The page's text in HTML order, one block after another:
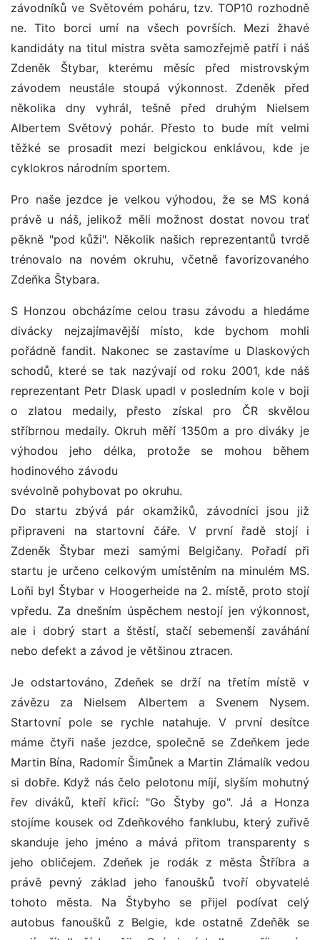
závodníků ve Světovém poháru, tzv. TOP10 rozhodně
ne. Tito borci umí na všech površích. Mezi žhavé
kandidáty na titul mistra světa samozřejmě patří i náš
Zdeněk Štybar, kterému měsíc před mistrovským
závodem neustále stoupá výkonnost. Zdeněk před
několika dny vyhrál, tešně před druhým Nielsem
Albertem Světový pohár. Přesto to bude mít velmi
těžké se prosadit mezi belgickou enklávou, kde je
cyklokros národním sportem.
Pro naše jezdce je velkou výhodou, že se MS koná
právě u náš, jelikož měli možnost dostat novou trať
pěkně "pod kůži". Několik našich reprezentantů tvrdě
trénovalo na novém okruhu, včetně favorizovaného
Zdeňka Štybara.
S Honzou obcházíme celou trasu závodu a hledáme
divácky nejzajímavější místo, kde bychom mohli
pořádně fandit. Nakonec se zastavíme u Dlaskových
schodů, které se tak nazývají od roku 2001, kde náš
reprezentant Petr Dlask upadl v posledním kole v boji
o zlatou medaily, přesto získal pro ČR skvělou
stříbrnou medaily. Okruh měří 1350m a pro diváky je
výhodou jeho délka, protože se mohou během
hodinového závodu
svévolně pohybovat po okruhu.
Do startu zbývá pár okamžiků, závodníci jsou již
připraveni na startovní čáře. V první řadě stojí i
Zdeněk Štybar mezi samými Belgičany. Pořadí při
startu je určeno celkovým umístěním na minulém MS.
Loňi byl Štybar v Hoogerheide na 2. místě, proto stojí
vpředu. Za dnešním úspěchem nestojí jen výkonnost,
ale i dobrý start a štěstí, stačí sebemenší zaváhání
nebo defekt a závod je většinou ztracen.
Je odstartováno, Zdeňek se drží na třetím místě v
závězu za Nielsem Albertem a Svenem Nysem.
Startovní pole se rychle natahuje. V první desítce
máme čtyři naše jezdce, společně se Zdeňkem jede
Martin Bína, Radomír Šimůnek a Martin Zlámalík vedou
si dobře. Když nás čelo pelotonu míjí, slyším mohutný
řev diváků, kteří křicí: "Go Štyby go". Já a Honza
stojíme kousek od Zdeňkového fanklubu, který zuřivě
skanduje jeho jméno a mává přitom transparenty s
jeho obličejem. Zdeňek je rodák z města Štříbra a
právě pevný základ jeho fanoušků tvoří obyvatelé
tohoto města. Na Štybyho se přijel podívat celý
autobus fanoušků z Belgie, kde ostatně Zdeňěk se